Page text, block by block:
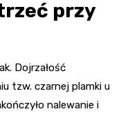
przy
Dojrzałość
tzw. czarnej plamki u
nalewanie i